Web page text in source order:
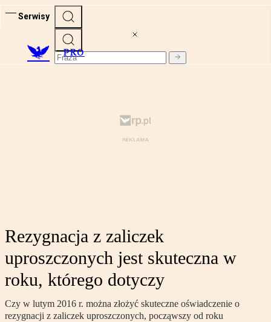
Serwisy
PRO
Rezygnacja z zaliczek
uproszczonych jest skuteczna w
roku, którego dotyczy
Czy w lutym 2016 r. można złożyć skuteczne oświadczenie o
rezygnacji z zaliczek uproszczonych, począwszy od roku